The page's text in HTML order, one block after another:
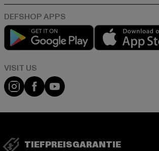
Play market
Visit our Instagram page:
Visit our Facebook page:
Visit our YouTube channel:
TIEFPREISGARANTIE